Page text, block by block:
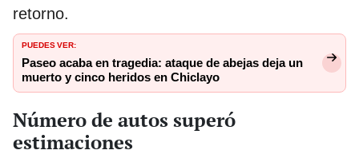
retorno.
PUEDES VER:
Paseo acaba en tragedia: ataque de abejas deja un
muerto y cinco heridos en Chiclayo
Número de autos superó
estimaciones